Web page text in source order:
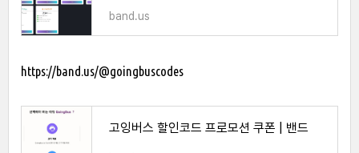
band.us
https://band.us/@goingbuscodes
고잉버스 할인코드 프로모션 쿠폰 | 밴드